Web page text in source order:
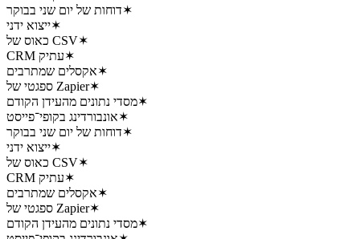
דוחות של יום שני בבוקר✶
ייצוא ידני✶
כאוס של CSV✶
CRM עתיק✶
אקסלים שמתרבים✶
ספגטי של Zapier✶
מסדי נתונים מהעידן הקודם✶
אונבורדינג בקופי־פייסט✶
דוחות של יום שני בבוקר✶
ייצוא ידני✶
כאוס של CSV✶
CRM עתיק✶
אקסלים שמתרבים✶
ספגטי של Zapier✶
מסדי נתונים מהעידן הקודם✶